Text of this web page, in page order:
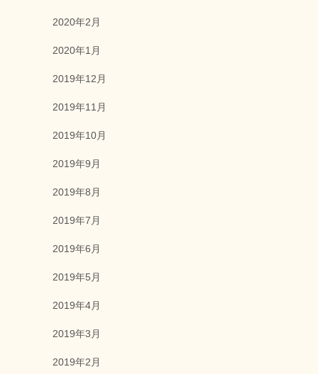
2020年2月
2020年1月
2019年12月
2019年11月
2019年10月
2019年9月
2019年8月
2019年7月
2019年6月
2019年5月
2019年4月
2019年3月
2019年2月